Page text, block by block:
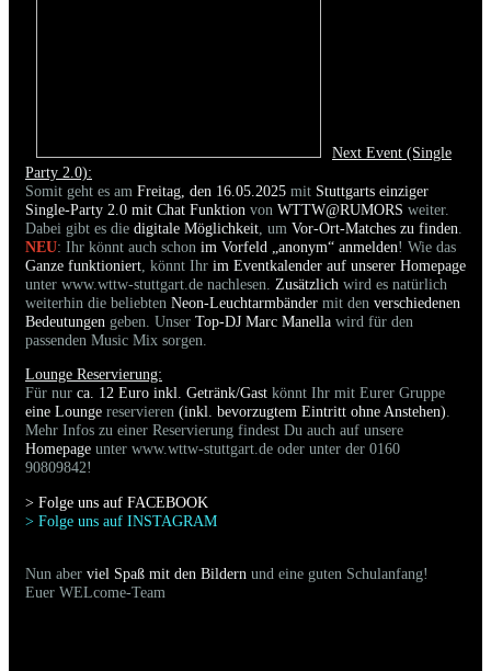
Next Event (Single
Party 2.0):
Somit geht es am Freitag, den 16.05.2025 mit Stuttgarts einziger
Single-Party 2.0 mit Chat Funktion von WTTW@RUMORS weiter.
Dabei gibt es die digitale Möglichkeit , um Vor-Ort-Matches zu finden
NEU: Ihr könnt auch schon im Vorfeld „anonym“ anmelden! Wie das
Ganze funktioniert , könnt Ihr im Eventkalender auf unserer Homepage
unter www.wttw-stuttgart.de nachlesen. Zusätzlich wird es natürlich
weiterhin die beliebten Neon-Leuchtarmbänder mit den verschiedenen
Bedeutungen geben. Unser Top-DJ Marc Manella wird für den
passenden Music Mix sorgen.
Lounge Reservierung:
Für nur ca. 12 Euro inkl. Getränk/Gast könnt Ihr mit Eurer Gruppe
eine Lounge reservieren (inkl. bevorzugtem Eintritt ohne Anstehen).
Mehr Infos zu einer Reservierung findest Du auch auf unsere
Homepage unter www.wttw-stuttgart.de oder unter der 0160
90809842!
> Folge uns auf FACEBOOK
> Folge uns auf INSTAGRAM
Nun aber viel Spaß mit den Bildern und eine guten Schulanfang!
Euer WELcome-Team